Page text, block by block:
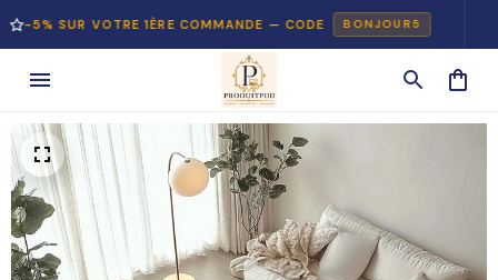
VOTRE 1ÈRE COMMANDE — CODE BONJOUR5